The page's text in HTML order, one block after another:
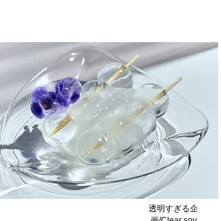
マグロの漬け/Marinated Tuna
with Clear Soy Sauce
透明醤油だから鮮やかな漬けに/Clear soy
sauce for bright pickles.
透明すぎる企